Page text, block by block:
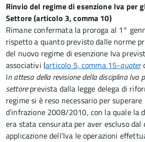
Rinvio del regime di esenzione Iva per
Settore (articolo 3,comma 10)
Rimane confermata la proroga al 1°
rispetto a quanto previsto dalle norme
del nuovo regime di esenzione Iva
associativi (articolo 5, comma 15-quater
In attesa della revisione della disciplina Iva
settoreprevista dalla legge delega di
regime si è reso necessario per
d’infrazione 2008/2010, con la quale la
era stata censurata per aver escluso dal
applicazione dell’Iva le operazioni